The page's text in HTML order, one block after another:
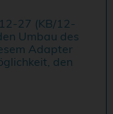
27 (KB/12-
Umbau des
Adapter
den